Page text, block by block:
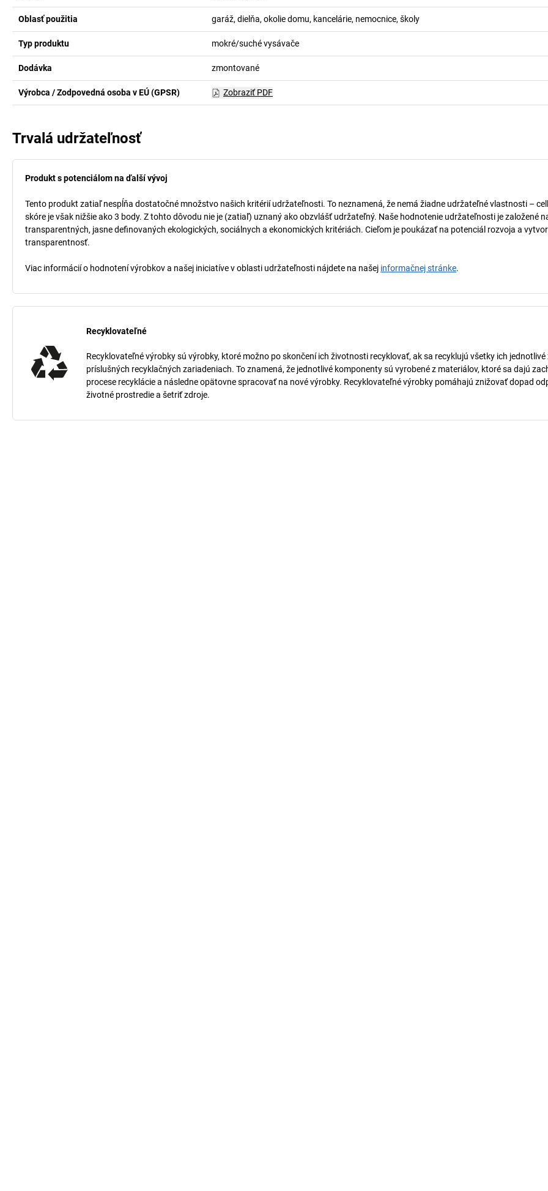
Oblasť použitia garáž, dielňa, okolie domu, kancelárie, nemocnice, školy
Typ produktu mokré/suché vysávače
Dodávka zmontované
Výrobca / Zodpovedná osoba v EÚ (GPSR) Zobraziť PDF
Trvalá udržateľnosť
Produkt s potenciálom na ďalší vývoj
Tento produkt zatiaľ nespĺňa dostatočné množstvo našich kritérií udržateľnosti. To neznamená, že nemá žiadne udržateľné vlastnosti –
skóre je však nižšie ako 3 body. Z tohto dôvodu nie je (zatiaľ) uznaný ako obzvlášť udržateľný. Naše hodnotenie udržateľnosti je založené
transparentných, jasne definovaných ekologických, sociálnych a ekonomických kritériách. Cieľom je poukázať na potenciál rozvoja a
transparentnosť.
Viac informácií o hodnotení výrobkov a našej iniciatíve v oblasti udržateľnosti nájdete na našej informačnej stránke.
Recyklovateľné
Recyklovateľné výrobky sú výrobky, ktoré možno po skončení ich životnosti recyklovať, ak sa recyklujú všetky ich jednotlivé
príslušných recyklačných zariadeniach. To znamená, že jednotlivé komponenty sú vyrobené z materiálov, ktoré sa dajú
procese recyklácie a následne opätovne spracovať na nové výrobky. Recyklovateľné výrobky pomáhajú znižovať dopad
životné prostredie a šetriť zdroje.